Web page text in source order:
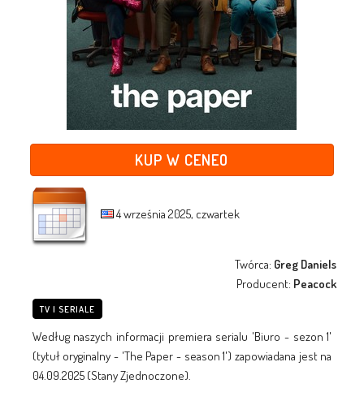
KUP W CENEO
4 września 2025, czwartek
Twórca: Greg Daniels
Producent: Peacock
TV I SERIALE
Według naszych informacji premiera serialu 'Biuro - sezon 1'
(tytuł oryginalny - 'The Paper - season 1') zapowiadana jest na
04.09.2025 (Stany Zjednoczone).